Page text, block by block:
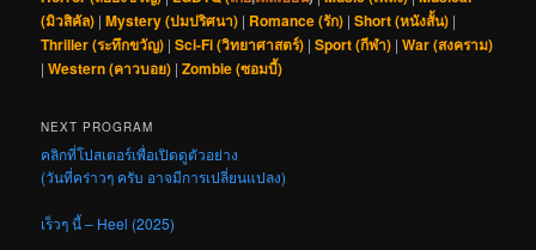
(มิวสิคัล) |Mystery (ปมปริศนา) | Romance (รัก) |Short (หนังสั้น) |
Thriller (ระทึกขวัญ) |Sci-Fi (วิทยาศาสตร์) |Sport (กีฬา) |War (สงคราม)
|Western (คาวบอย) |Zombie (ซอมบี้)
NEXT PROGRAM
คลิกที่โปสเตอร์เพื่อเปิดดูตัวอย่าง
(วันที่คร่าวๆ ครับ อาจมีการเปลี่ยนแปลง)
เร็วๆ นี้ – Heel (2025)